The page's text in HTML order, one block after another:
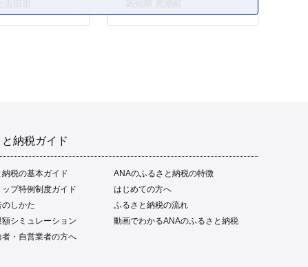
フト 贈答品 人気 返礼品 ふ
納税ガイド
税の基本ガイド
ANAのふるさと納税の特徴
ップ特例制度ガイド
はじめての方へ
しかた
ふるさと納税の流れ
シミュレーション
動画でわかるANAのふるさと納税
者・自営業者の方へ